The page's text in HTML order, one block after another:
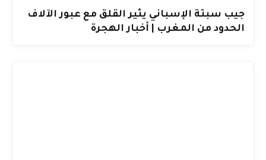
جيب سبتة الإسباني يثير القلق مع عبور الآلاف
الحدود من المغرب | أخبار الهجرة